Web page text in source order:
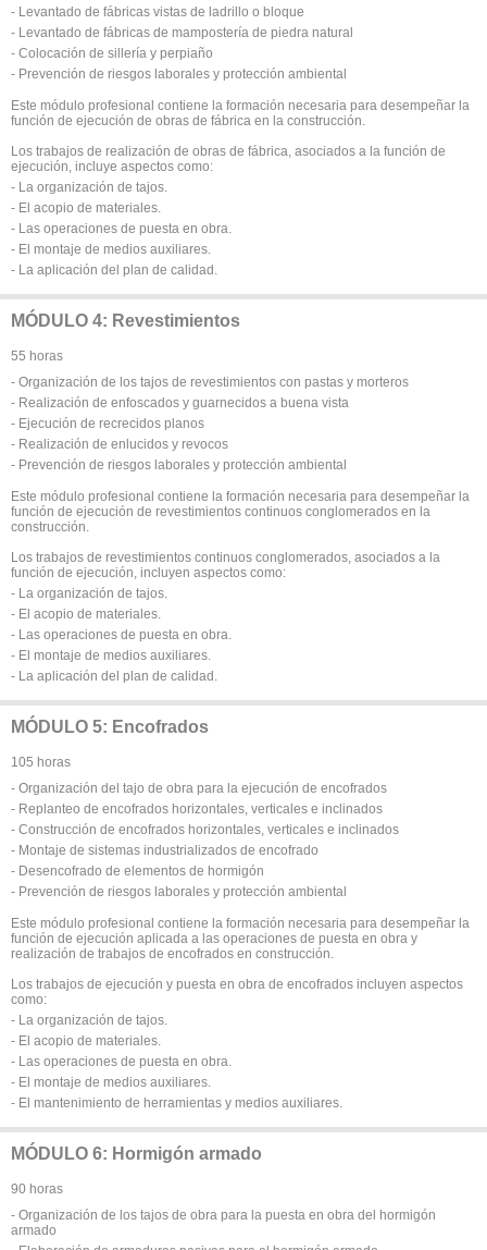
- Levantado de fábricas vistas de ladrillo o bloque
- Levantado de fábricas de mampostería de piedra natural
- Colocación de sillería y perpiaño
- Prevención de riesgos laborales y protección ambiental
Este módulo profesional contiene la formación necesaria para desempeñar la
función de ejecución de obras de fábrica en la construcción.
Los trabajos de realización de obras de fábrica, asociados a la función de
ejecución, incluye aspectos como:
- La organización de tajos.
- El acopio de materiales.
- Las operaciones de puesta en obra.
- El montaje de medios auxiliares.
- La aplicación del plan de calidad.
MÓDULO 4: Revestimientos
55 horas
- Organización de los tajos de revestimientos con pastas y morteros
- Realización de enfoscados y guarnecidos a buena vista
- Ejecución de recrecidos planos
- Realización de enlucidos y revocos
- Prevención de riesgos laborales y protección ambiental
Este módulo profesional contiene la formación necesaria para desempeñar la
función de ejecución de revestimientos continuos conglomerados en la
construcción.
Los trabajos de revestimientos continuos conglomerados, asociados a la
función de ejecución, incluyen aspectos como:
- La organización de tajos.
- El acopio de materiales.
- Las operaciones de puesta en obra.
- El montaje de medios auxiliares.
- La aplicación del plan de calidad.
MÓDULO 5: Encofrados
105 horas
- Organización del tajo de obra para la ejecución de encofrados
- Replanteo de encofrados horizontales, verticales e inclinados
- Construcción de encofrados horizontales, verticales e inclinados
- Montaje de sistemas industrializados de encofrado
- Desencofrado de elementos de hormigón
- Prevención de riesgos laborales y protección ambiental
Este módulo profesional contiene la formación necesaria para desempeñar la
función de ejecución aplicada a las operaciones de puesta en obra y
realización de trabajos de encofrados en construcción.
Los trabajos de ejecución y puesta en obra de encofrados incluyen aspectos
como:
- La organización de tajos.
- El acopio de materiales.
- Las operaciones de puesta en obra.
- El montaje de medios auxiliares.
- El mantenimiento de herramientas y medios auxiliares.
MÓDULO 6: Hormigón armado
90 horas
- Organización de los tajos de obra para la puesta en obra del hormigón
armado